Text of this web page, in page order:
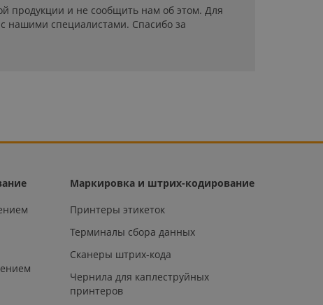
продукции и не сообщить нам об этом. Для
нашими специалистами. Спасибо за
Маркировка и штрих-кодирование
Принтеры этикеток
Терминалы сбора данных
Сканеры штрих-кода
Чернила для каплеструйных
принтеров